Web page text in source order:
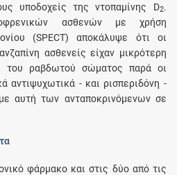
υποδοχείς της ντοπαμίνης D2.
ασθενών με χρήση
(SPECT) αποκάλυψε ότι οι
ασθενείς είχαν μικρότερη
του ραβδωτού σώματος παρά οι
αντιψυχωτικά - και ρισπεριδόνη -
αυτή των ανταποκρινόμενων σε
φάρμακο και στις δύο από τις